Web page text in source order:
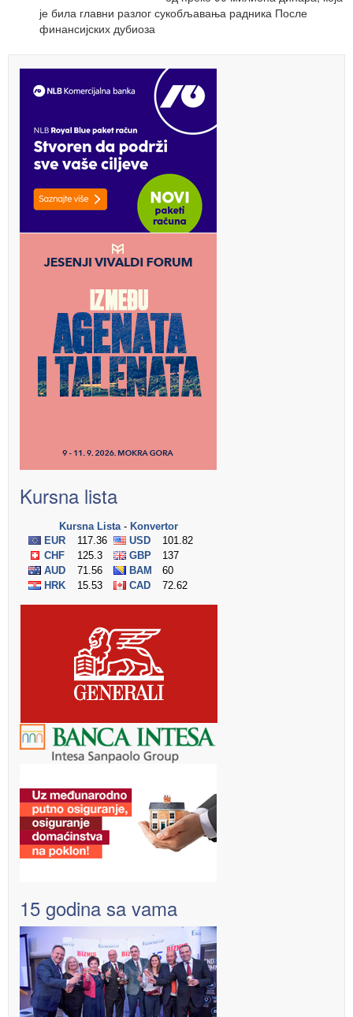
је била главни разлог сукобљавања радника После
финансијских дубиоза
Kursna lista
15 godina sa vama